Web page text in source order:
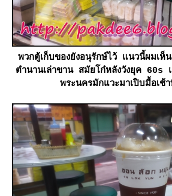
พวกตู้เก็บของยังอนุรักษ์ไว้ แนวนี้ผมเห็
ตำนานเล่าขาน สมัยโก๋หลังวังยุค 60s
พระนครมักแวะมาเปิบมื้อเช้